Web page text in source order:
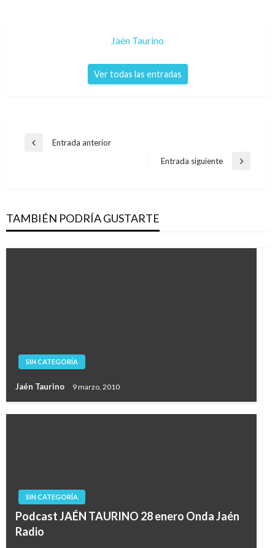
Jaén Taurino
Ver todas las entradas
Navegación
Entrada
Entrada anterior
Entrada
Entrada siguiente
TAMBIÉN PODRÍA GUSTARTE
SIN CATEGORÍA
Jaén Taurino 9 marzo, 2010
SIN CATEGORÍA
Podcast JAÉN TAURINO 28 enero Onda Jaén
Radio